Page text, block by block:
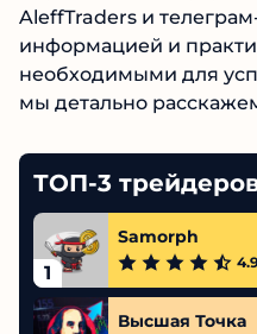
YouTube канал
делится важной
практическими
успешной торговли.
ТОП-3
1
Samorph